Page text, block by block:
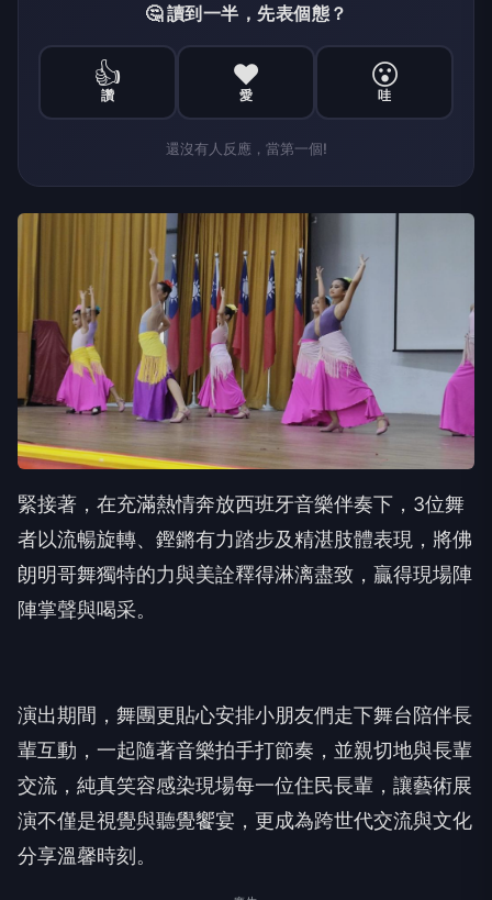
🤔 讀到一半，先表個態？
👍
讚
❤️
愛
😮
哇
還沒有人反應，當第一個!
緊接著，在充滿熱情奔放西班牙音樂伴奏下，3位舞
者以流暢旋轉、鏗鏘有力踏步及精湛肢體表現，將佛
朗明哥舞獨特的力與美詮釋得淋漓盡致，贏得現場陣
陣掌聲與喝采。
演出期間，舞團更貼心安排小朋友們走下舞台陪伴長
輩互動，一起隨著音樂拍手打節奏，並親切地與長輩
交流，純真笑容感染現場每一位住民長輩，讓藝術展
演不僅是視覺與聽覺饗宴，更成為跨世代交流與文化
分享溫馨時刻。